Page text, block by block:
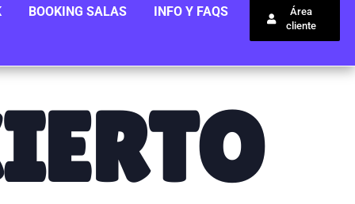
BOOKING SALAS INFO Y FAQS
Área
cliente